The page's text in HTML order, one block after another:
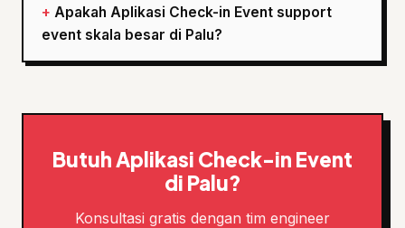
Apakah Aplikasi Check-in Event support
event skala besar di Palu?
Butuh Aplikasi Check-in Event
di Palu?
Konsultasi gratis dengan tim engineer